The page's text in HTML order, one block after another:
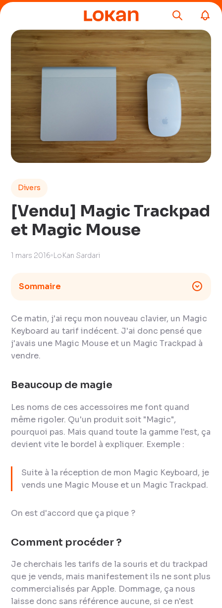
Divers
[Vendu] Magic Trackpad
et Magic Mouse
1 mars 2016 LoKan Sardari
Sommaire
Ce matin, j'ai reçu mon nouveau clavier, un Magic
Keyboard au tarif indécent. J'ai donc pensé que
j'avais une Magic Mouse et un Magic Trackpad à
vendre.
Beaucoup de magie
Les noms de ces accessoires me font quand
même rigoler. Qu'un produit soit "Magic",
pourquoi pas. Mais quand toute la gamme l'est, ça
devient vite le bordel à expliquer. Exemple :
Suite à la réception de mon Magic Keyboard, je
vends une Magic Mouse et un Magic Trackpad.
On est d'accord que ça pique ?
Comment procéder ?
Je cherchais les tarifs de la souris et du trackpad
que je vends, mais manifestement ils ne sont plus
commercialisés par Apple. Dommage, ça nous
laisse donc sans référence aucune, si ce n'est